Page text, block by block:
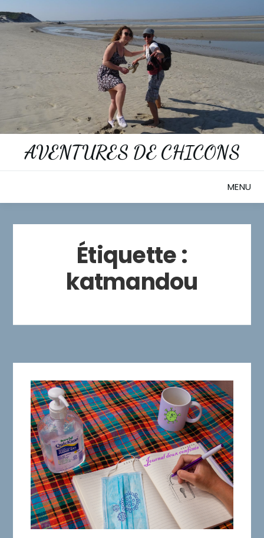
to
content
AVENTURES DE CHICONS
MENU
Étiquette :
katmandou